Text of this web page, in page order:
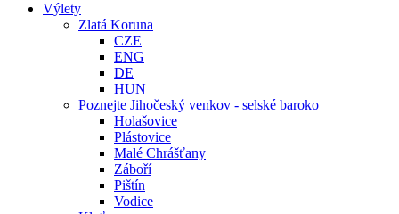
Výlety
Zlatá Koruna
CZE
ENG
DE
HUN
Poznejte Jihočeský venkov - selské baroko
Holašovice
Plástovice
Malé Chrášťany
Záboří
Pištín
Vodice